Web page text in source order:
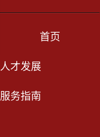
首页
人才发展
服务指南